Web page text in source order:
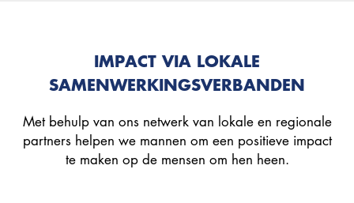
IMPACT VIA LOKALE
SAMENWERKINGSVERBANDEN
Met behulp van ons netwerk van lokale en regionale
partners helpen we mannen om een positieve impact
te maken op de mensen om hen heen.